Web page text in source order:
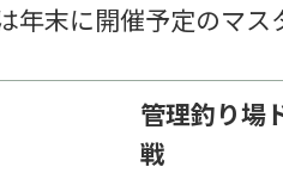
年末に開催予定のマス
管理釣り場
戦